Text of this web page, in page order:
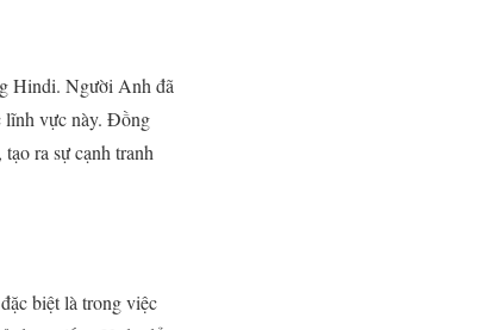
Hindi. Người Anh đã
lĩnh vực này. Đồng
ra sự cạnh tranh
biệt là trong việc